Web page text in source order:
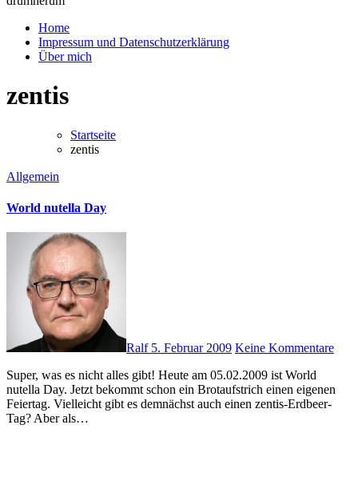
Home
Impressum und Datenschutzerklärung
Über mich
zentis
Startseite
zentis
Allgemein
World nutella Day
Ralf 5. Februar 2009 Keine Kommentare
Super, was es nicht alles gibt! Heute am 05.02.2009 ist World
nutella Day. Jetzt bekommt schon ein Brotaufstrich einen eigenen
Feiertag. Vielleicht gibt es demnächst auch einen zentis-Erdbeer-
Tag? Aber als…